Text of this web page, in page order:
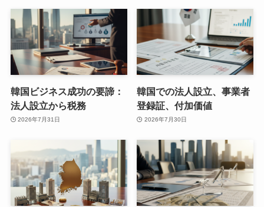
韓国ビジネス成功の要諦：
法人設立から税務
2026年7月31日
韓国での法人設立、事業者
登録証、付加価値
2026年7月30日